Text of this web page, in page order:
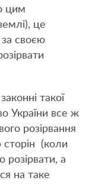
цим
це
своєю
такої
України все ж
розірвання
сторін (коли
розірвати, а
на таке